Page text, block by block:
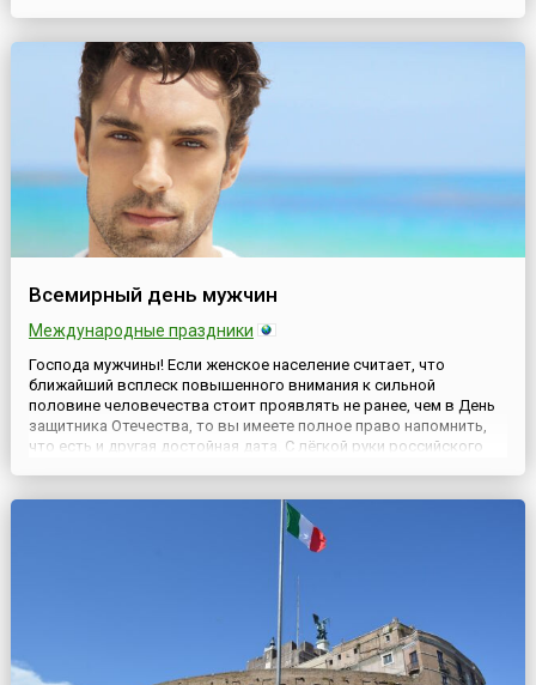
Федеральный закон «О...
Всемирный день мужчин
Международные праздники
Господа мужчины! Если женское население считает, что
ближайший всплеск повышенного внимания к сильной
половине человечества стоит проявлять не ранее, чем в День
защитника Отечества, то вы имеете полное право напомнить,
что есть и другая достойная дата. С лёгкой руки российского